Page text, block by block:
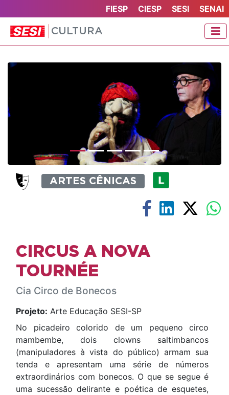
FIESP CIESP SESI SENAI
CULTURA
Previous
ARTES CÊNICAS
CIRCUS A NOVA
TOURNÉE
Cia Circo de Bonecos
Projeto: Arte Educação SESI-SP
No picadeiro colorido de um pequeno circo
mambembe, dois clowns saltimbancos
(manipuladores à vista do público) armam sua
tenda e apresentam uma série de números
extraordinários com bonecos. O que se segue é
uma sucessão delirante e poética de esquetes,